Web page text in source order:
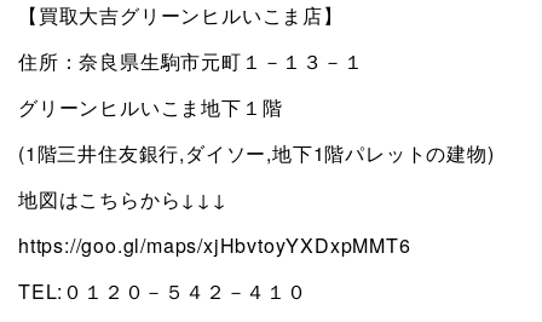
【買取大吉グリーンヒルいこま店】
住所：奈良県生駒市元町１－１３－１
グリーンヒルいこま地下１階
(1階三井住友銀行,ダイソー,地下1階パレットの建物)
地図はこちらから↓↓↓
https://goo.gl/maps/xjHbvtoyYXDxpMMT6
TEL:０１２０－５４２－４１０